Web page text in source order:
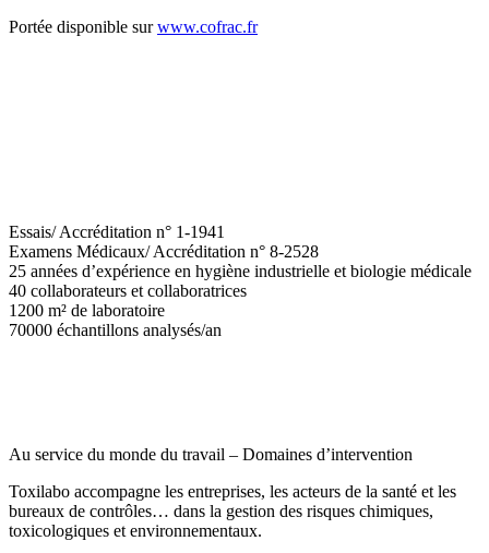
Portée disponible surwww.cofrac.fr
Essais/ Accréditation n° 1-1941
Examens Médicaux/ Accréditation n° 8-2528
25 années d’expérience en hygiène industrielle et biologie médicale
40 collaborateurs et collaboratrices
1200 m² de laboratoire
70000 échantillons analysés/an
Au service du monde du travail – Domaines d’intervention
Toxilabo accompagne les entreprises, les acteurs de la santé et les
bureaux de contrôles… dans la gestion des risques chimiques,
toxicologiques et environnementaux.